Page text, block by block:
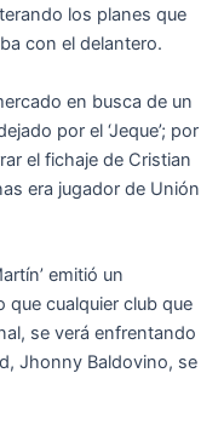
los planes que
con el delantero.
en busca de un
por el ‘Jeque’; por
el fichaje de Cristian
era jugador de Unión
emitió un
cualquier club que
se verá enfrentando
Jhonny Baldovino, se